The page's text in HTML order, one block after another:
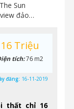
Sun
đảo…
thất chỉ 16
16 Triệu
tích:76 m2
đăng: 16-11-2019